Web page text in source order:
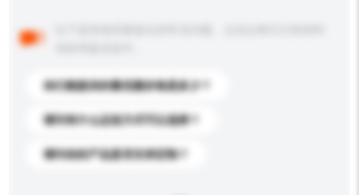
你们能提供的最优惠价格是多少？
请问有什么运送方式可以选择？
请问你的产品是否支持定制？